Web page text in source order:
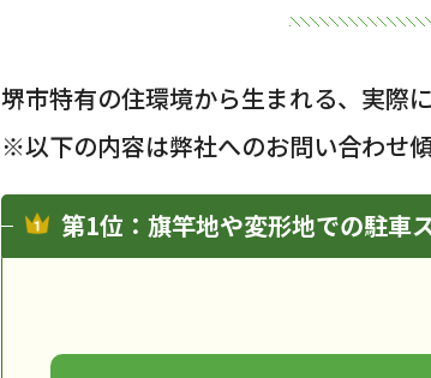
堺市特有の住環境から生まれる、実際
※以下の内容は弊社へのお問い合わせ
第1位：旗竿地や変形地での駐車